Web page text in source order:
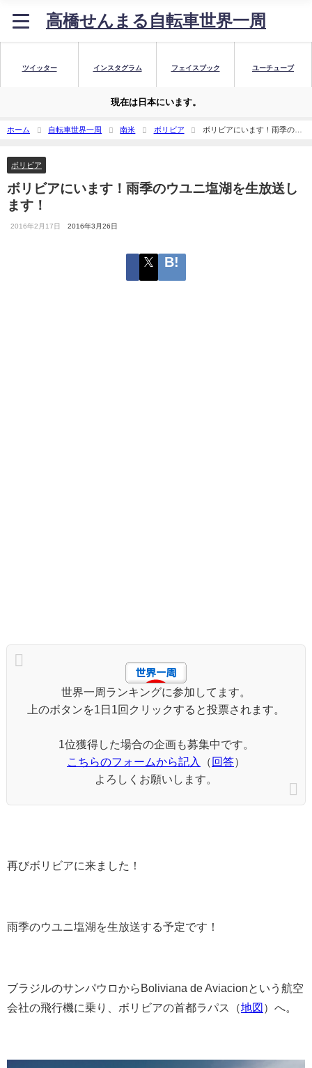
高橋せんまる自転車世界一周
ツイッター インスタグラム フェイスブック ユーチューブ
現在は日本にいます。
ホーム 自転車世界一周 南米 ボリビア
ボリビアにいます！雨季のウ
ボリビア
ボリビアにいます！雨季のウユニ塩湖を生放送し
ます！
2016年2月17日 2016年3月26日
世界一周ランキングに参加してます。
上のボタンを1日1回クリックすると投票されます。
1位獲得した場合の企画も募集中です。
こちらのフォームから記入
（ 回答）
よろしくお願いします。
再びボリビアに来ました！
雨季のウユニ塩湖を生放送する予定です！
ブラジルのサンパウロからBoliviana de Aviacionという航空
会社の飛行機に乗り、ボリビアの首都ラパス（地図 ）へ。